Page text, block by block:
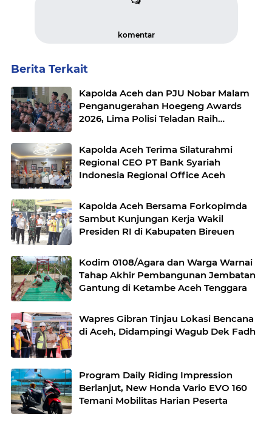
komentar
Berita Terkait
Kapolda Aceh dan PJU Nobar Malam
Penganugerahan Hoegeng Awards
2026, Lima Polisi Teladan Raih
Kapolda Aceh Terima Silaturahmi
Regional CEO PT Bank Syariah
Indonesia Regional Office Aceh
Kapolda Aceh Bersama Forkopimda
Sambut Kunjungan Kerja Wakil
Presiden RI di Kabupaten Bireuen
Kodim 0108/Agara dan Warga Warnai
Tahap Akhir Pembangunan Jembatan
Gantung di Ketambe Aceh Tenggara
Wapres Gibran Tinjau Lokasi Bencana
di Aceh, Didampingi Wagub Dek Fadh
Program Daily Riding Impression
Berlanjut, New Honda Vario EVO 160
Temani Mobilitas Harian Peserta